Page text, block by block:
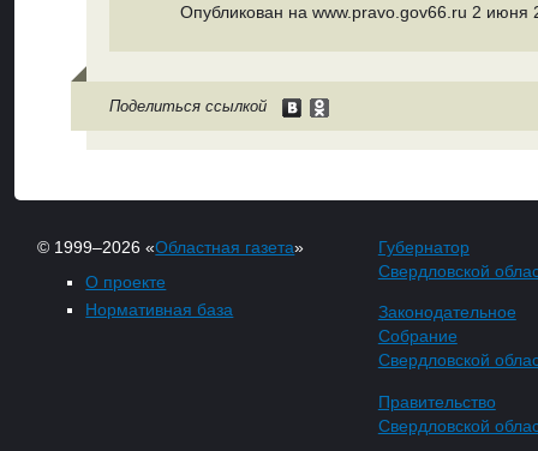
Опубликован на www.pravo.gov66.ru 2 июня
Поделиться ссылкой
© 1999–2026 «Областная газета»
О проекте
Нормативная база
Губернатор
Свердловской
Законодательное
Собрание
Свердловской
Правительство
Свердловской